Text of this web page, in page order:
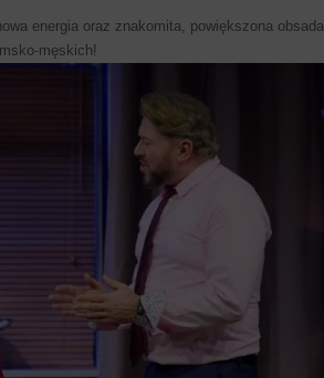
energia oraz znakomita, powiększona
męskich!